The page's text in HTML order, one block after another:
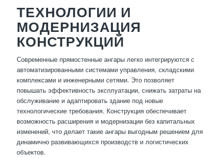
ТЕХНОЛОГИИ И
МОДЕРНИЗАЦИЯ
КОНСТРУКЦИЙ
Современные прямостенные ангары легко интегрируются с
автоматизированными системами управления, складскими
комплексами и инженерными сетями. Это позволяет
повышать эффективность эксплуатации, снижать затраты на
обслуживание и адаптировать здание под новые
технологические требования. Конструкция обеспечивает
возможность расширения и модернизации без капитальных
изменений, что делает такие ангары выгодным решением для
динамично развивающихся производств и логистических
объектов.